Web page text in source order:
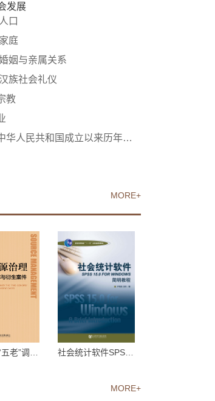
发展
口
庭
姻与亲属关系
族社会礼仪
教
人民共和国成立以来历年自然灾害统计
MORE+
社会统计软件SPSS 15.0 ...
MORE+